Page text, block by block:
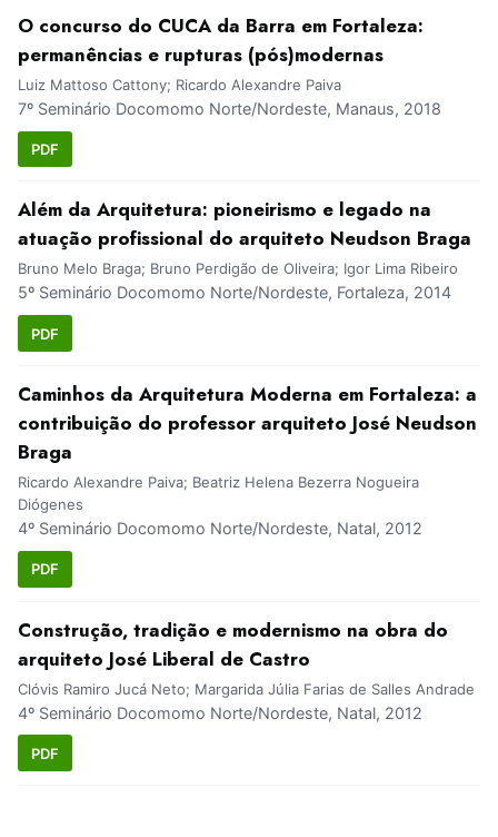
O concurso do CUCA da Barra em Fortaleza:
permanências e rupturas (pós)modernas
Luiz Mattoso Cattony; Ricardo Alexandre Paiva
7º Seminário Docomomo Norte/Nordeste, Manaus, 2018
PDF
Além da Arquitetura: pioneirismo e legado na
atuação profissional do arquiteto Neudson Braga
Bruno Melo Braga; Bruno Perdigão de Oliveira; Igor Lima Ribeiro
5º Seminário Docomomo Norte/Nordeste, Fortaleza, 2014
PDF
Caminhos da Arquitetura Moderna em Fortaleza: a
contribuição do professor arquiteto José Neudson
Braga
Ricardo Alexandre Paiva; Beatriz Helena Bezerra Nogueira
Diógenes
4º Seminário Docomomo Norte/Nordeste, Natal, 2012
PDF
Construção, tradição e modernismo na obra do
arquiteto José Liberal de Castro
Clóvis Ramiro Jucá Neto; Margarida Júlia Farias de Salles Andrade
4º Seminário Docomomo Norte/Nordeste, Natal, 2012
PDF